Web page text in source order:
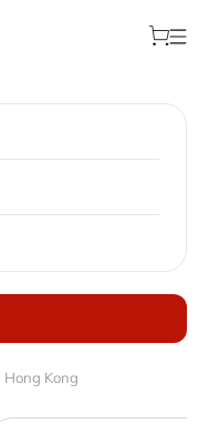
Hong Kong